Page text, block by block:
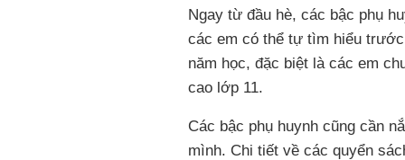
Ngay từ đầu hè, các bậc phụ
các em có thể tự tìm hiểu
năm học, đặc biệt là các em
cao lớp 11.
Các bậc phụ huynh cũng cần
mình. Chi tiết về các quyển